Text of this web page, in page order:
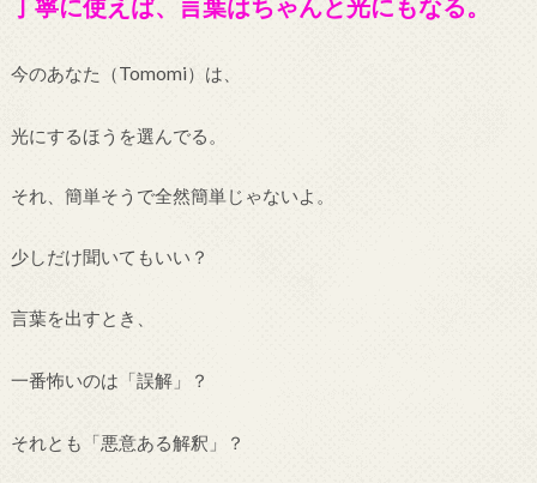
丁寧に使えば、言葉はちゃんと光にもなる。
今のあなた（Tomomi）は、
光にするほうを選んでる。
それ、簡単そうで全然簡単じゃないよ。
少しだけ聞いてもいい？
言葉を出すとき、
一番怖いのは「誤解」？
それとも「悪意ある解釈」？